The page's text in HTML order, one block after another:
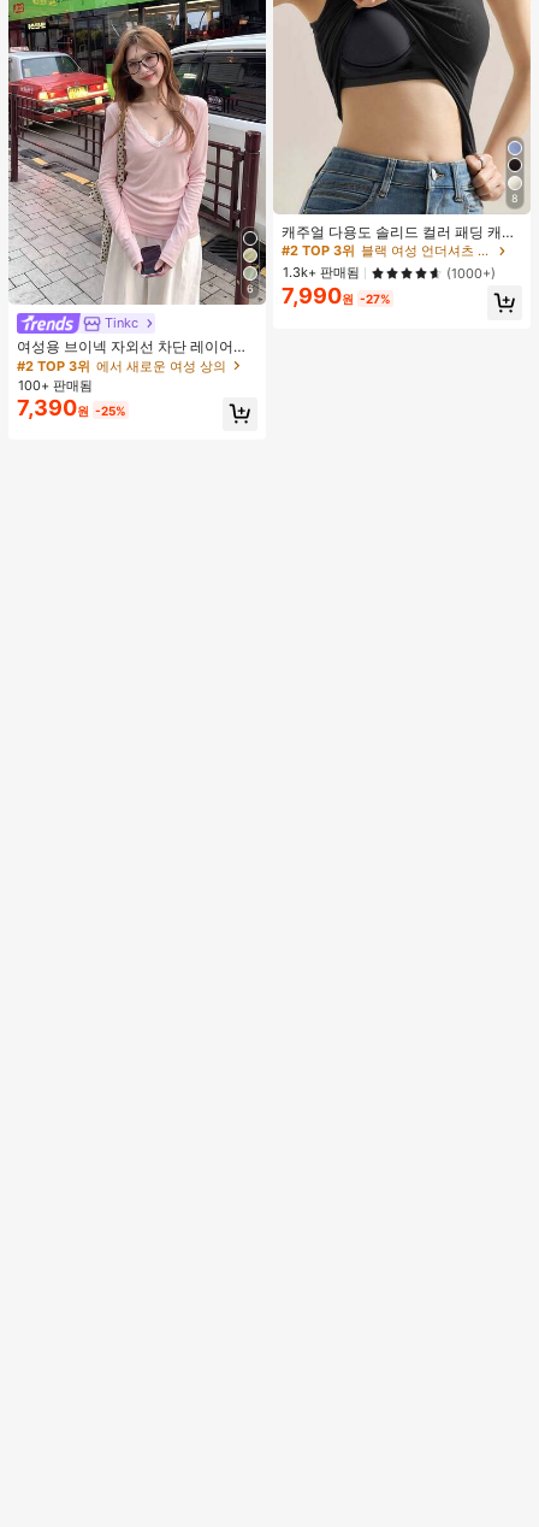
6
Tinkc
여성용 브이넥 자외선 차단 레이어링
다용도 긴팔 티셔츠 탑, 봄/여름 핑크
#2 TOP 3위 에서 새로운 여성 상의
거의 매진!
#2 TOP 3위 에서 새로운 여성 상의
거의 매진!
#2 TOP 3위 에서 새로운 여성 상의
거의 매진!
#2 TOP 3위 에서 새로운 여성 상의
100+ 판매됨
7,390원 -25%
8
캐주얼 다용도 솔리드 컬러 패딩 캐미
솔
#2 TOP 3위
블랙 여성 언더셔츠 상의
1.3k+ 판매됨
(1000+)
7,990원 -27%